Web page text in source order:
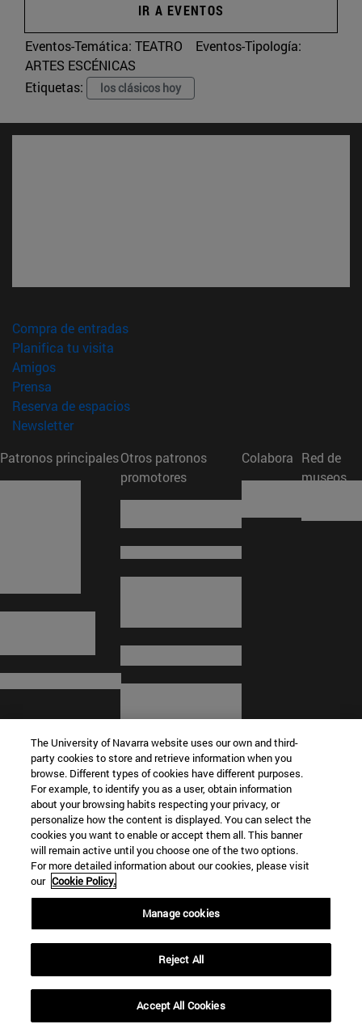
IR A EVENTOS
Eventos-Temática: TEATRO
Eventos-Tipología:
ARTES ESCÉNICAS
Etiquetas:
los clásicos hoy
Compra de entradas(abre en nueva ventana)
Planifica tu visita
Amigos(abre en nueva ventana)
Prensa
Reserva de espacios(abre en nueva ventana)
Newsletter(abre en nueva ventana)
Patronos principalesOtros patronos
promotores
Colabora Red de
museos
© Universidad de Navarra
Información legal
Términos y condiciones
Accesibilidad
Configuración de cookies
Localizador de campus
The University of Navarra website uses our own and third-
party cookies to store and retrieve information when you
browse. Different types of cookies have different purposes.
For example, to identify you as a user, obtain information
about your browsing habits respecting your privacy, or
personalize how the content is displayed. You can select the
cookies you want to enable or accept them all. This banner
will remain active until you choose one of the two options.
For more detailed information about our cookies, please visit
our Cookie Policy.
Manage cookies
Reject All
Accept All Cookies